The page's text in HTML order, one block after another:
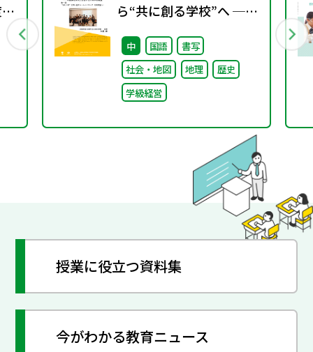
ら“共に創る学校”へ ──
不確実な時代に応答する
小津中の実践 第一回 “当
たり前”を問い直すルー
ルメイキング（校則見直
中 国語
書写
社会・地図
地理
歴史
学級経営
授業に役立つ資料集
今がわかる教育ニュース